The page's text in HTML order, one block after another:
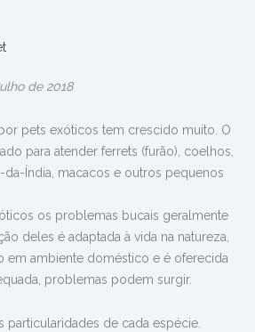
de 2018
pets exóticos tem crescido muito. O
para atender ferrets (furão), coelhos,
Índia, macacos e outros pequenos
os problemas bucais geralmente
deles é adaptada à vida na natureza,
em ambiente doméstico e é oferecida
problemas podem surgir.
particularidades de cada espécie.